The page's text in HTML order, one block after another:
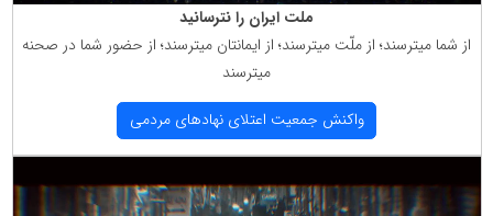
ملت ایران را نترسانید
از شما میترسند؛ از ملّت میترسند؛ از ایمانتان میترسند؛ از حضور شما در صحنه
میترسند
واكنش جمعیت اعتلای نهادهای مردمی